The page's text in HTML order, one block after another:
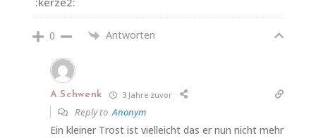
0 Antworten
A.Schwenk 3 Jahre zuvor
Reply toAnonym
Ein kleiner Trost ist vielleicht das er nun nicht mehr